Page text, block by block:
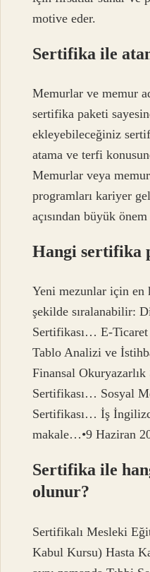
motive eder.
Sertifika ile
Memurlar ve memur
sertifika paketi
ekleyebileceğiniz
atama ve terfi
Memurlar veya
programları kariyer
açısından büyük önem
Hangi sertifika
Yeni mezunlar için en
şekilde sıralanabilir:
Sertifikası… E-
Tablo Analizi ve
Finansal
Sertifikası… Sosyal
Sertifikası… İş
makale…•9 Haziran
Sertifika ile
olunur?
Sertifikalı Mesleki
Kabul Kursu) Hasta